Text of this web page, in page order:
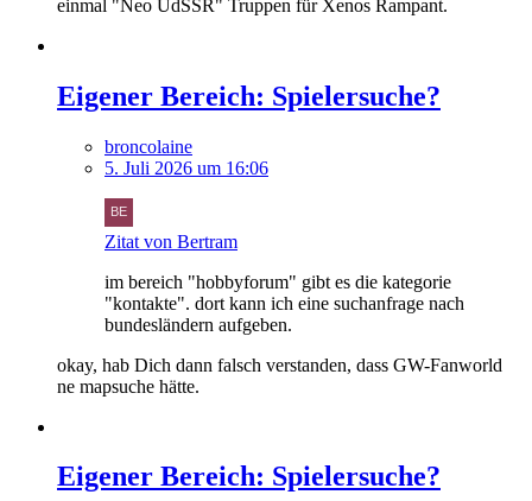
einmal "Neo UdSSR" Truppen für Xenos Rampant.
Eigener Bereich: Spielersuche?
broncolaine
5. Juli 2026 um 16:06
Zitat von Bertram
im bereich "hobbyforum" gibt es die kategorie
"kontakte". dort kann ich eine suchanfrage nach
bundesländern aufgeben.
okay, hab Dich dann falsch verstanden, dass GW-Fanworld
ne mapsuche hätte.
Eigener Bereich: Spielersuche?